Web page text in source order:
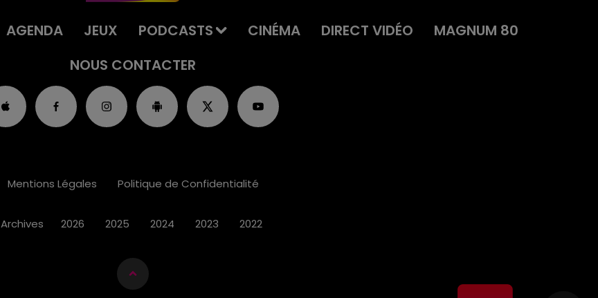
AGENDA JEUX PODCASTS CINÉMA DIRECT VIDÉO
MAGNUM 80
NOUS CONTACTER
Mentions Légales Politique de Confidentialité
Archives 2026 2025 2024 2023 2022